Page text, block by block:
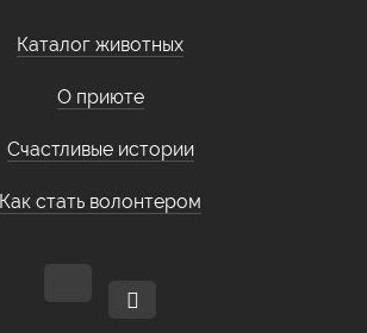
Каталог животных
О приюте
Счастливые истории
Как стать волонтером